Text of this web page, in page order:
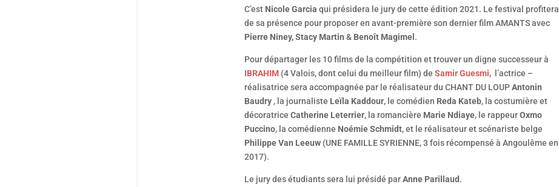
C’est Nicole Garcia qui présidera le jury de cette édition 2021. Le festival profitera
de sa présence pour proposer en avant-première son dernier film AMANTS avec
Pierre Niney,Stacy Martin &Benoît Magimel .
Pour départager les 10 films de la compétition et trouver un digne successeur à
IBRAHIM(4 Valois, dont celui du meilleur film) de Samir Guesmi, l’actrice –
réalisatrice sera accompagnée par le réalisateur du CHANT DU LOUPAntonin
Baudry, la journaliste Leïla Kaddour, le comédien Reda Kateb, la costumière et
décoratrice Catherine Leterrier, la romancière Marie Ndiaye, le rappeurOxmo
Puccino, la comédienne Noémie Schmidt, et le réalisateur et scénariste belge
Philippe Van Leeuw(UNE FAMILLE SYRIENNE, 3 fois récompensé à Angoulême en
2017).
Le jury des étudiants sera lui présidé parAnne Parillaud .